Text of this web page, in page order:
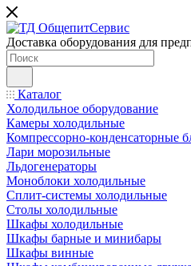
Доставка оборудования для
Каталог
Холодильное оборудование
Камеры холодильные
Компрессорно-конденсаторные
Лари морозильные
Льдогенераторы
Моноблоки холодильные
Сплит-системы холодильные
Столы холодильные
Шкафы холодильные
Шкафы барные и минибары
Шкафы винные